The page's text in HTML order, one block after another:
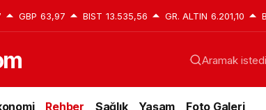
GBP 63,97 BIST 13.535,56 GR. ALTIN 6.201,10
Aramak
Rehber Sağlık Yaşam Foto Galeri